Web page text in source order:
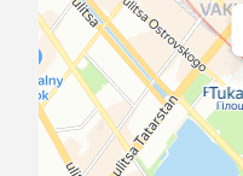
к
5.6. При
данных
их
случаях и